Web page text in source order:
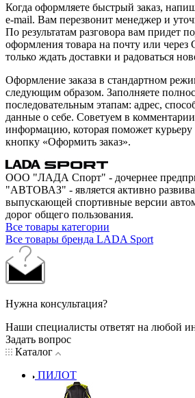
Когда оформляете быстрый заказ,
e-mail. Вам перезвонит менеджер и
По результатам разговора вам придет
оформления товара на почту или через
только ждать доставки и радоваться
Оформление заказа в стандартном
следующим образом. Заполняете
последовательным этапам: адрес,
данные о себе. Советуем в комментарии
информацию, которая поможет
кнопку «Оформить заказ».
ООО "ЛАДА Спорт" - дочернее
"АВТОВАЗ" - является активно
выпускающей спортивные версии
дорог общего пользования.
Все товары категории
Все товары бренда LADA Sport
Нужна консультация?
Наши специалисты ответят на любой
Задать вопрос
Каталог
ПИЛОТ